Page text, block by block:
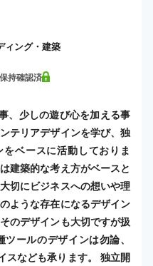
ィング・建築
持確認済
、少しの遊び心を加える事
テリアデザインを学び、独
ベースに活動しておりま
建築的な考え方がベースと
切にビジネスへの想いや理
ような存在になるデザイン
のデザインも大切ですが扱
ールのデザインは勿論、
スなども承ります。 独立開